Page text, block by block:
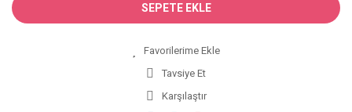
SEPETE EKLE
Tavsiye Et
Karşılaştır